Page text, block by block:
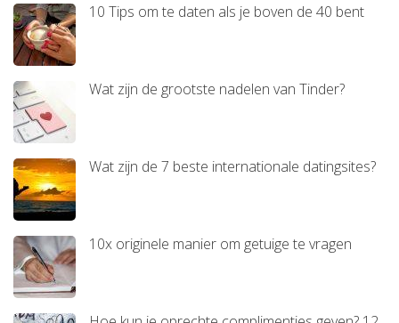
10 Tips om te daten als je boven de 40 bent
Wat zijn de grootste nadelen van Tinder?
Wat zijn de 7 beste internationale datingsites?
10x originele manier om getuige te vragen